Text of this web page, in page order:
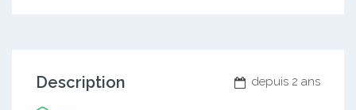
depuis 2 ans
Description